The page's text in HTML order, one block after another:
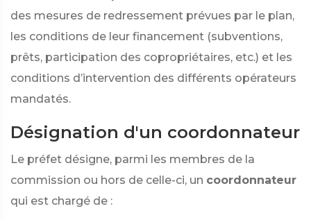
des mesures de redressement prévues par le plan,
les conditions de leur financement (subventions,
prêts, participation des copropriétaires, etc.) et les
conditions d’intervention des différents opérateurs
mandatés.
Désignation d'un coordonnateur
Le préfet désigne, parmi les membres de la
commission ou hors de celle-ci, un coordonnateur
qui est chargé de :